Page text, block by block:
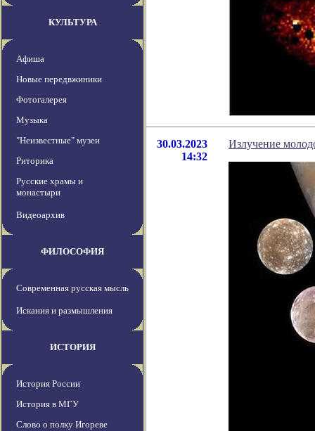
КУЛЬТУРА
Афиша
Новые передвжиники
Фотогалерея
Музыка
"Неизвестные" музеи
Риторика
Русские храмы и
монастыри
Видеоархив
ФИЛОСОФИЯ
Современная русская мысль
Искания и размышления
ИСТОРИЯ
История России
История в МГУ
Слово о полку Игореве
30.03.2023
14:32
Излучение